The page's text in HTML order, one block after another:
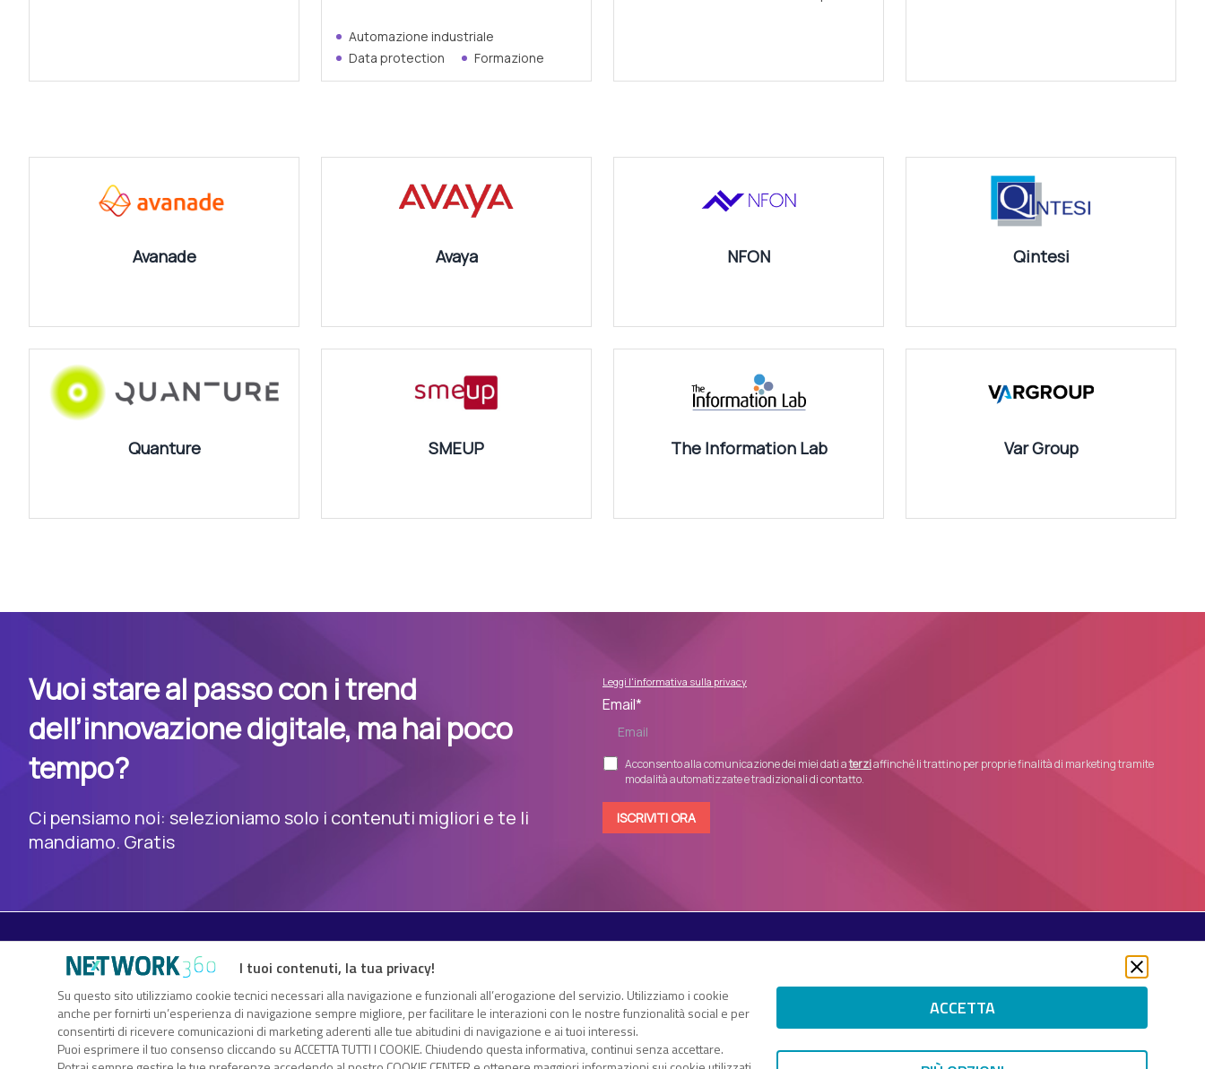
Automazione industriale
Data protection
Formazione
Avanade Avaya NFON Qintesi
Quanture SMEUP The Information Lab Var Group
Vuoi stare al passo con i trend
dell’innovazione digitale, ma hai poco
tempo?
Ci pensiamo noi: selezioniamo solo i contenuti migliori e te li
mandiamo. Gratis
Leggi l'informativa sulla privacy
Email*
Acconsento alla comunicazione dei miei dati aterziaffinché li trattino per proprie finalità di marketing tramite
modalità automatizzate e tradizionali di contatto.
TechFlix360 è il nuovo centro risorse di Nextwork360. Un vero e proprio “knowledge hub”
sull’innovazione digitale che ti consente di approfondire gli argomenti di tuo interesse
attraverso white paper, webcast, eBook, infografiche, webinar.
White paper
Eventi on demand
Eventi futuri
Instagram
Nextwork360 – Codice fiscale e Partita IVA 13868590962 – © 2025 Nextwork360. ALL RIGHTS RESERVED.
I tuoi contenuti, la tua privacy!
Su questo sito utilizziamo cookie tecnici necessari alla navigazione e funzionali all’erogazione del servizio. Utilizziamo i cookie
anche per fornirti un’esperienza di navigazione sempre migliore, per facilitare le interazioni con le nostre funzionalità social e per
consentirti di ricevere comunicazioni di marketing aderenti alle tue abitudini di navigazione e ai tuoi interessi.
Puoi esprimere il tuo consenso cliccando su ACCETTA TUTTI I COOKIE. Chiudendo questa informativa, continui senza accettare.
ACCETTA